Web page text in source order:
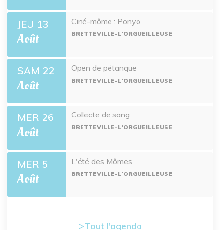
JEU 13
Août
Ciné-môme : Ponyo
BRETTEVILLE-L'ORGUEILLEUSE
SAM 22
Août
Open de pétanque
BRETTEVILLE-L'ORGUEILLEUSE
MER 26
Août
Collecte de sang
BRETTEVILLE-L'ORGUEILLEUSE
MER 5
Août
L'été des Mômes
BRETTEVILLE-L'ORGUEILLEUSE
Tout l'agenda